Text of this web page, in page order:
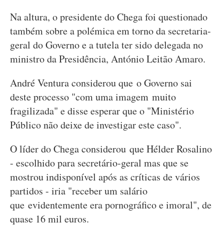
Na altura, o presidente do Chega foi questionado
também sobre a polémica em torno da secretaria-
geral do Governo e a tutela ter sido delegada no
ministro da Presidência, António Leitão Amaro.
André Ventura considerou que o Governo sai
deste processo "com uma imagem muito
fragilizada" e disse esperar que o "Ministério
Público não deixe de investigar este caso".
O líder do Chega considerou que Hélder Rosalino
- escolhido para secretário-geral mas que se
mostrou indisponível após as críticas de vários
partidos - iria "receber um salário
que evidentemente era pornográfico e imoral", de
quase 16 mil euros.